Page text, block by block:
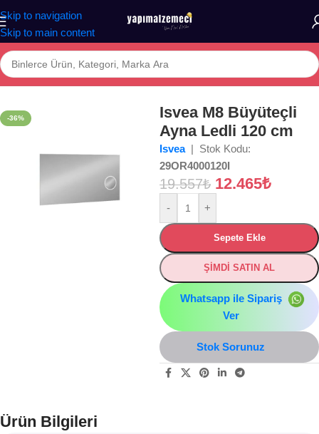
Skip to navigation
Skip to main content
Ana Sayfa/Mağaza/BANYO/AKSESUAR/Ayna Setleri
-36%
Isvea M8 Büyüteçli
Ayna Ledli 120 cm
Isvea | Stok Kodu:
29OR4000120I
19.557₺ 12.465₺
- +
Sepete Ekle
ŞİMDİ SATIN AL
Whatsapp ile Sipariş
Ver
Stok Sorunuz
Ürün Bilgileri